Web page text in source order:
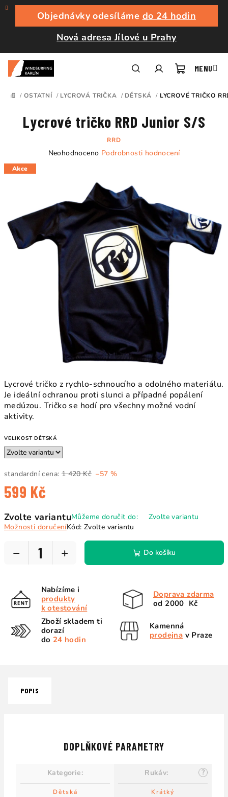
Přejít
obsah
Objednávky odesíláme do 24 hodin
Nová adresa Jílové u Prahy
košík
DOMŮ
/ OSTATNÍ / LYCROVÁ TRIČKA / DĚTSKÁ / LYCROVÉ TRIČKO
Lycrové tričko z rychlo-schnoucího a odolného materiálu.
Je ideální ochranou proti slunci a případné popálení
medúzou. Tričko se hodí pro všechny možné vodní
aktivity.
VELIKOST DĚTSKÁ
standardní cena: 1 420 Kč –57 %
599 Kč
cena:
Zvolte variantuMůžeme doručit do:
Zvolte variantu
Možnosti doručeníKód: Zvolte variantu
+
− Do košíku
Lycrové tričko RRD Junior S/S
RRD
Průměrné
z
hvězdiček.
Neohodnoceno Podrobnosti hodnocení
Akce
Nabízíme i
produkty
k otestování
Doprava zdarma
od 2000 Kč
Zboží skladem ti
dorazí
do 24 hodin
Kamenná
prodejna v Praze
POPIS
DOPLŇKOVÉ PARAMETRY
Kategorie:
Dětská
?
Rukáv:
Krátký